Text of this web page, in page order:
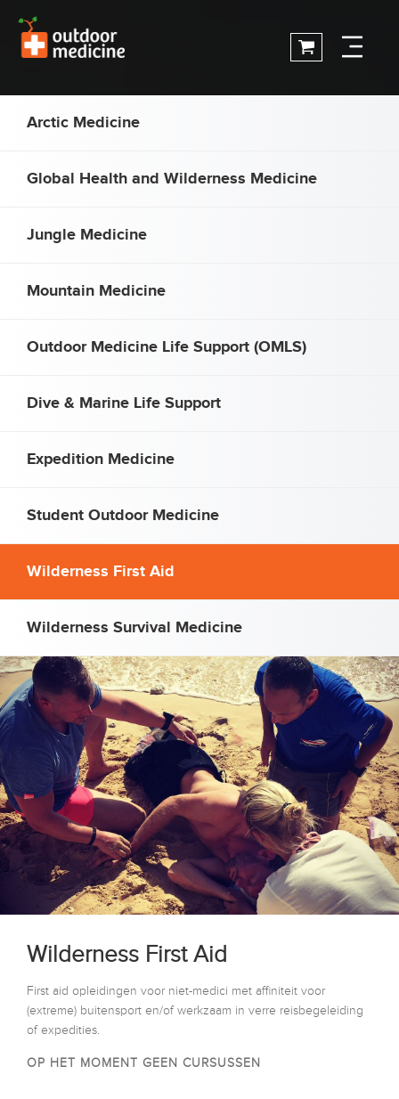
Arctic Medicine
Global Health and Wilderness Medicine
Jungle Medicine
Mountain Medicine
Outdoor Medicine Life Support (OMLS)
Dive & Marine Life Support
Expedition Medicine
Student Outdoor Medicine
Wilderness First Aid
Wilderness Survival Medicine
Wilderness First Aid
First aid opleidingen voor niet-medici met affiniteit voor
(extreme) buitensport en/of werkzaam in verre reisbegeleiding
of expedities.
OP HET MOMENT GEEN CURSUSSEN